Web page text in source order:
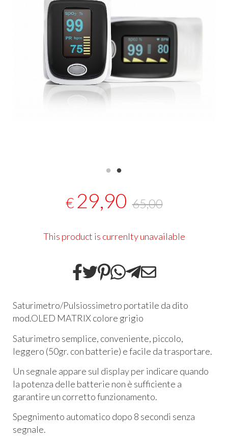
€ 29,90 65,00
This product is currenlty unavailable
Saturimetro/Pulsiossimetro portatile da dito
mod.OLED MATRIXcolore grigio
Saturimetro semplice, conveniente, piccolo,
leggero (50gr. con batterie) e facile da trasportare.
Un segnale appare sul display per indicare quando
la potenza delle batterie non è sufficiente a
garantire un corretto funzionamento.
Spegnimento automatico dopo 8 secondi senza
segnale.